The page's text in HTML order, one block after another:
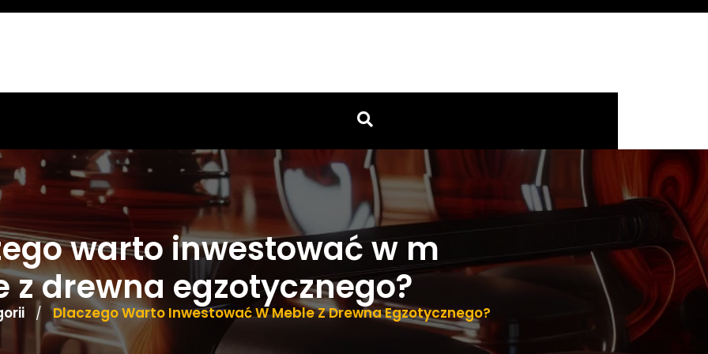
warto inwestować w m
z drewna egzotycznego?
/ Dlaczego Warto Inwestować W Meble Z Drewna Egzotycznego?